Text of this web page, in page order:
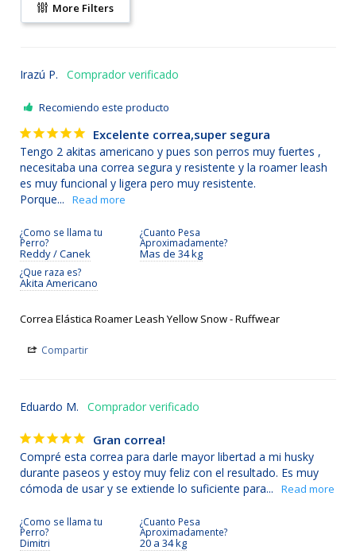
More Filters
Irazú P.
Recomiendo este producto
Excelente correa,super segura
Tengo 2 akitas americano y pues son perros muy fuertes ,
necesitaba una correa segura y resistente y la roamer leash
es muy funcional y ligera pero muy resistente.
Porque...
¿Como se llama tu
Perro?
Reddy / Canek
¿Cuanto Pesa
Aproximadamente?
Mas de 34 kg
¿Que raza es?
Akita Americano
Correa Elástica Roamer Leash Yellow Snow - Ruffwear
Compartir
Eduardo M.
Gran correa!
Compré esta correa para darle mayor libertad a mi husky
durante paseos y estoy muy feliz con el resultado. Es muy
cómoda de usar y se extiende lo suficiente para...
¿Como se llama tu
Perro?
Dimitri
¿Cuanto Pesa
Aproximadamente?
20 a 34 kg